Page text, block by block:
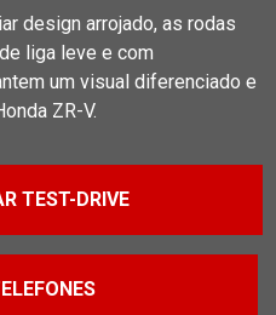
design arrojado, as rodas
liga leve e com
um visual diferenciado e
ZR-V.
TEST-DRIVE